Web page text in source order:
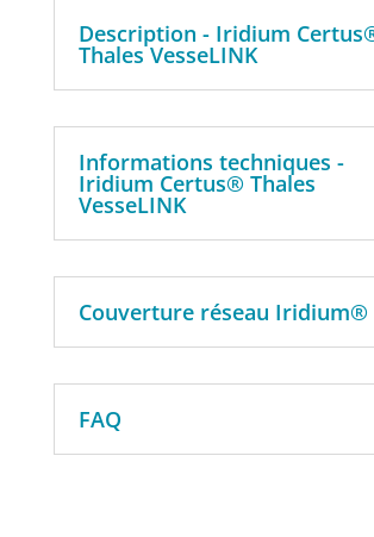
Description - Iridium
Thales VesseLINK
Informations techniques -
Iridium Certus® Thales
VesseLINK
Couverture réseau Iridium®
FAQ